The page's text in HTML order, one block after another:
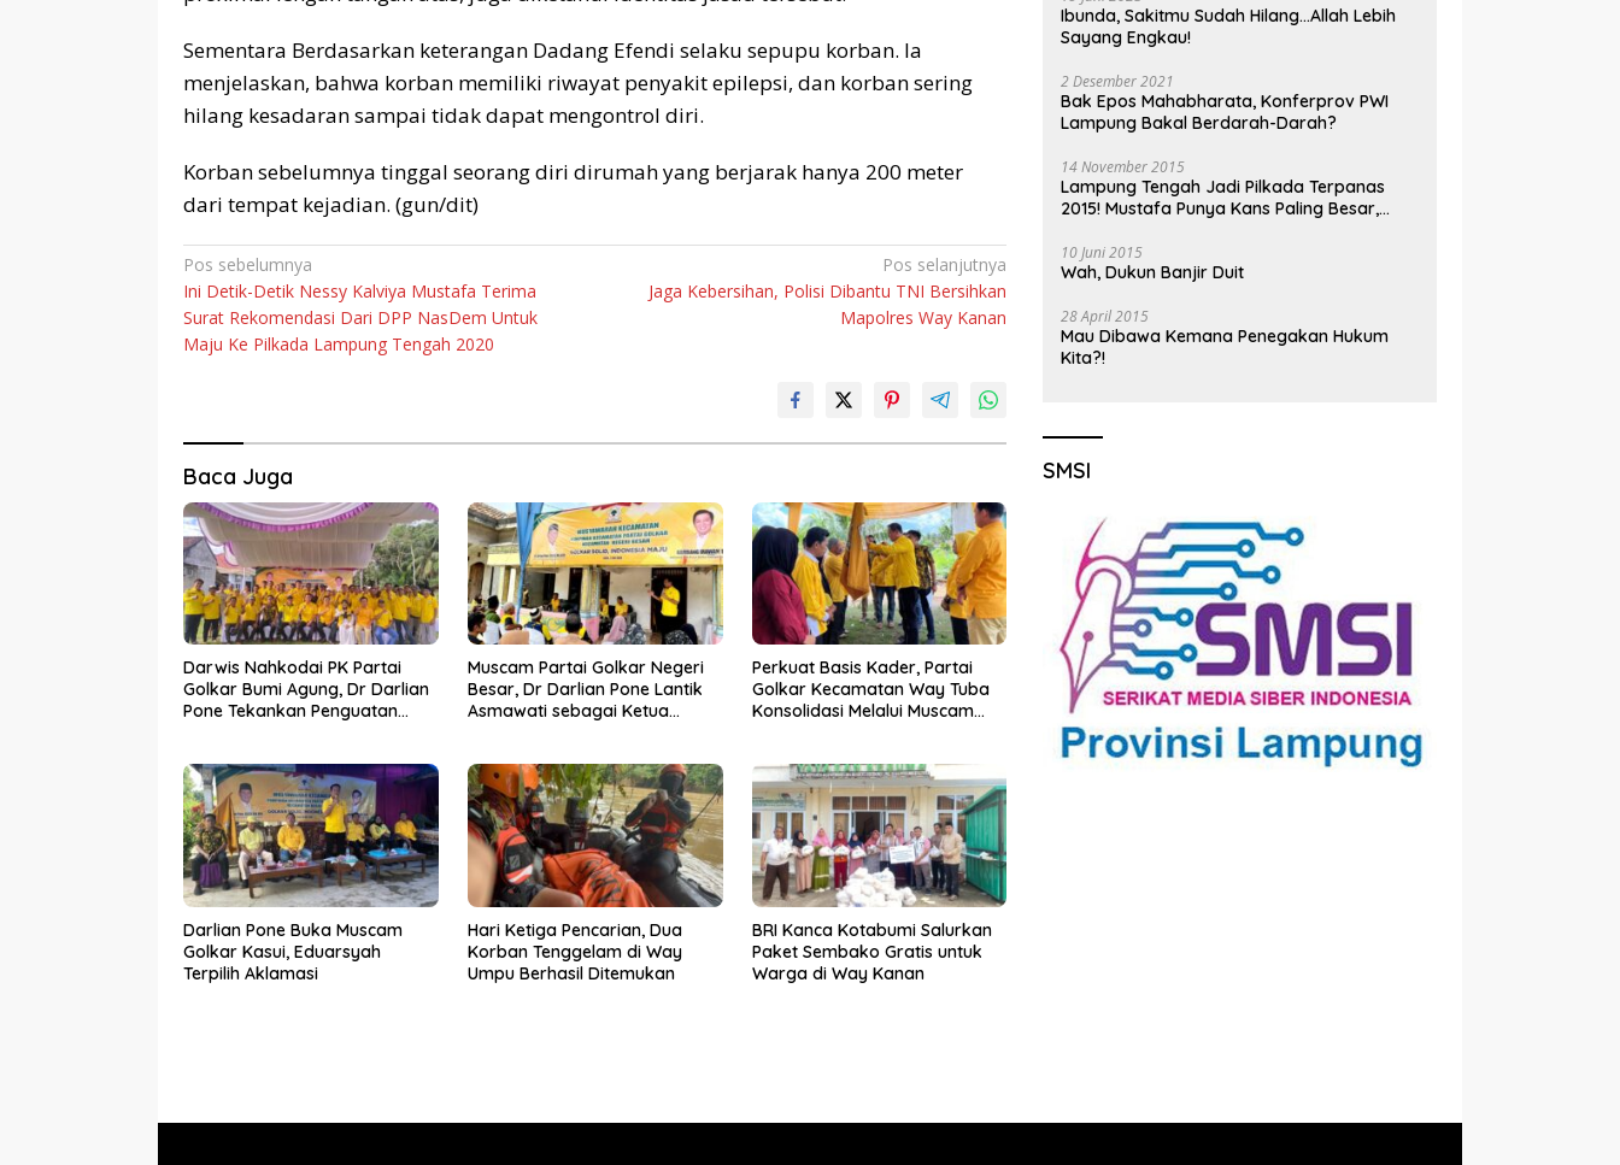
Sementara Berdasarkan keterangan Dadang Efendi selaku sepupu korban. Ia
menjelaskan, bahwa korban memiliki riwayat penyakit epilepsi, dan korban sering
hilang kesadaran sampai tidak dapat mengontrol diri.
Korban sebelumnya tinggal seorang diri dirumah yang berjarak hanya 200 meter
dari tempat kejadian. (gun/dit)
Navigasi
pos
Pos sebelumnya
Ini Detik-Detik Nessy Kalviya Mustafa Terima
Surat Rekomendasi Dari DPP NasDem Untuk
Maju Ke Pilkada Lampung Tengah 2020
Pos selanjutnya
Jaga Kebersihan, Polisi Dibantu TNI Bersihkan
Mapolres Way Kanan
Baca Juga
Darwis Nahkodai PK Partai
Golkar Bumi Agung, Dr Darlian
Pone Tekankan Penguatan
Muscam Partai Golkar Negeri
Besar, Dr Darlian Pone Lantik
Asmawati sebagai Ketua
Perkuat Basis Kader, Partai
Golkar Kecamatan Way Tuba
Konsolidasi Melalui Muscam
Darlian Pone Buka Muscam
Golkar Kasui, Eduarsyah
Terpilih Aklamasi
Hari Ketiga Pencarian, Dua
Korban Tenggelam di Way
Umpu Berhasil Ditemukan
BRI Kanca Kotabumi Salurkan
Paket Sembako Gratis untuk
Warga di Way Kanan
Ibunda, Sakitmu Sudah Hilang…Allah Lebih
Sayang Engkau!
2 Desember 2021
Bak Epos Mahabharata, Konferprov PWI
Lampung Bakal Berdarah-Darah?
14 November 2015
Lampung Tengah Jadi Pilkada Terpanas
2015! Mustafa Punya Kans Paling Besar,
10 Juni 2015
Wah, Dukun Banjir Duit
28 April 2015
Mau Dibawa Kemana Penegakan Hukum
Kita?!
SMSI